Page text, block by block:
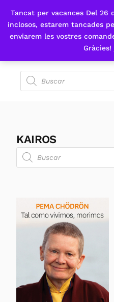
Tancat per vacances Del 26
inclosos, estarem tancades
enviarem les vostres
Gràcies!
Fes-te'n sòcia
KAIROS